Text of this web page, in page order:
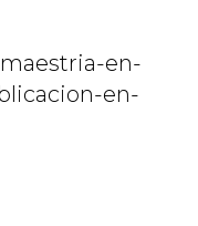
en-
en-